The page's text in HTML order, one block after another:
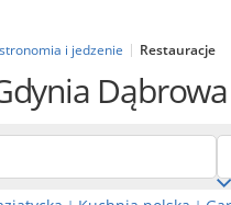
i jedzenie Restauracje
Dąbrowa